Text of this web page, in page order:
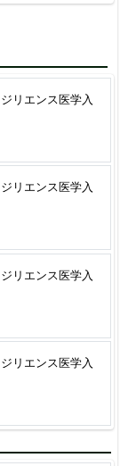
リエンス医学入
リエンス医学入
リエンス医学入
リエンス医学入